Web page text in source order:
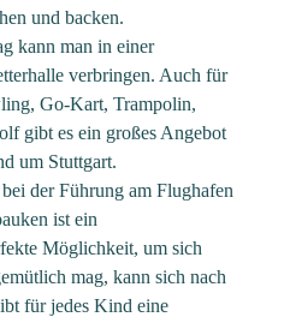
und backen.
kann man in einer
verbringen. Auch für
Go-Kart, Trampolin,
gibt es ein großes Angebot
um Stuttgart.
der Führung am Flughafen
ist ein
Möglichkeit, um sich
mag, kann sich nach
für jedes Kind eine